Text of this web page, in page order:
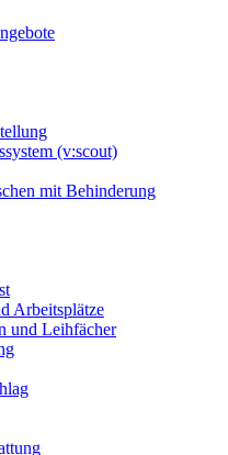
(v:scout)
mit Behinderung
Arbeitsplätze
und Leihfächer